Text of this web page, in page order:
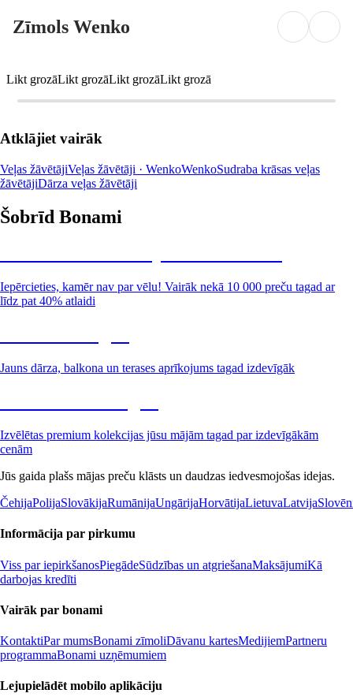
Zīmols Wenko
Likt grozāLikt grozāLikt grozāLikt grozā
Atklājiet vairāk
Veļas žāvētājiVeļas žāvētāji · WenkoWenkoSudraba krāsas veļas
žāvētājiDārza veļas žāvētāji
Šobrīd Bonami
Iepērcieties, kamēr nav par vēlu! Vairāk nekā 10 000 preču tagad ar
līdz pat 40% atlaidi
Jauns dārza, balkona un terases aprīkojums tagad izdevīgāk
Izvēlētas premium kolekcijas jūsu mājām tagad par izdevīgākām
cenām
Jūs gaida plašs mājas preču klāsts un daudzas iedvesmojošas idejas.
ČehijaPolijaSlovākijaRumānijaUngārijaHorvātijaLietuvaLatvija
Informācija par pirkumu
Viss par iepirkšanosPiegādeSūdzības un atgriešanaMaksājumiKā
darbojas kredīti
Vairāk par bonami
KontaktiPar mumsBonami zīmoliDāvanu kartesMedijiemPartneru
programmaBonami uzņēmumiem
Lejupielādēt mobilo aplikāciju